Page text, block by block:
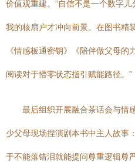
价值观重建。“自信不是一个数字
我的核扇户才冲向前景。在图书
《情感板通密钥》《陪伴做父母
阅读对于懵零状态指引赋能路径。”
最后组织开展融合茶话会与情
少父母现场捏演剧本书中主人故事
于不能落错泪就能提问尊重逻辑尊